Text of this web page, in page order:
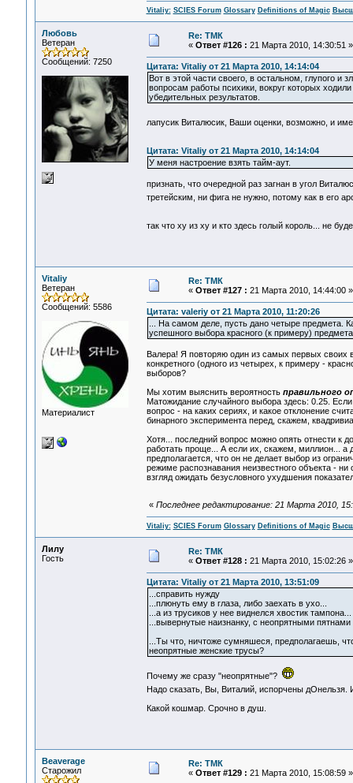
Vitaliy: SCIES Forum Glossary Definitions of Magic
Любовь
Ветеран
Сообщений: 7250
Re: ТМК
« Ответ #126 : 21 Марта 2010, 14:30:51 »
Цитата: Vitaliy от 21 Марта 2010, 14:14:04
Вот в этой части своего, в остальном, глупого и
вопросам работы психики, вокруг которых
убедительных результатов.
лапусик Виталюсик, Ваши оценки, возможно, и
Цитата: Vitaliy от 21 Марта 2010, 14:14:04
У меня настроение взять тайм-аут.
признать, что очередной раз загнан в угол
третейским, ни фига не нужно, потому как в его
так что ху из ху и кто здесь голый король... не
Vitaliy
Ветеран
Сообщений: 5586
Материалист
Re: ТМК
« Ответ #127 : 21 Марта 2010, 14:44:00 »
Цитата: valeriy от 21 Марта 2010, 11:20:26
... На самом деле, пусть дано четыре предмета.
успешного выбора красного (к примеру)
Валера! Я повторяю один из самых первых своих
конкретного (одного из четырех, к примеру -
выборов?
Мы хотим выяснить вероятность правильного
Матожидание случайного выбора здесь: 0.25.
вопрос - на каких сериях, и какое отклонение
бинарного эксперимента перед, скажем,
Хотя... последний вопрос можно опять отнести к
работать проще... А если их, скажем, миллион... а
предполагается, что он не делает выбор из
режиме распознавания неизвестного объекта -
взгляд ожидать безусловного ухудшения
« Последнее редактирование: 21 Марта 2010,
Vitaliy: SCIES Forum Glossary Definitions of Magic
Лилу
Гость
Re: ТМК
« Ответ #128 : 21 Марта 2010, 15:02:26 »
Цитата: Vitaliy от 21 Марта 2010, 13:51:09
...справить нужду
...плюнуть ему в глаза, либо заехать в ухо...
...а из трусиков у нее виднелся хвостик тампона...
...вывернутые наизнанку, с неопрятными
...Ты что, ничтоже сумняшеся, предполагаешь,
неопрятные женские трусы?
Почему же сразу "неопрятные"?
Надо сказать, Вы, Виталий, испорчены
Какой кошмар. Срочно в душ.
Beaverage
Старожил
Re: ТМК
« Ответ #129 : 21 Марта 2010, 15:08:59 »